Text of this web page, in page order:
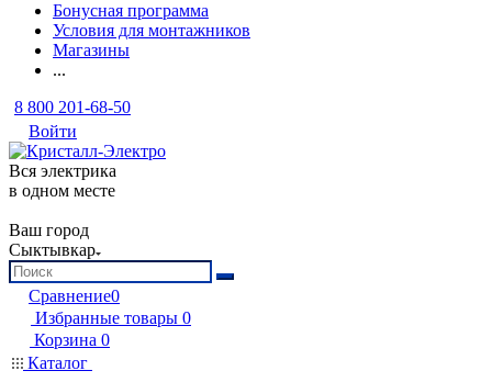
Бонусная программа
Условия для монтажников
Магазины
...
8 800 201-68-50
Войти
Вся электрика
в одном месте
Ваш город
Сыктывкар
Сравнение0
Избранные товары 0
Корзина 0
Каталог